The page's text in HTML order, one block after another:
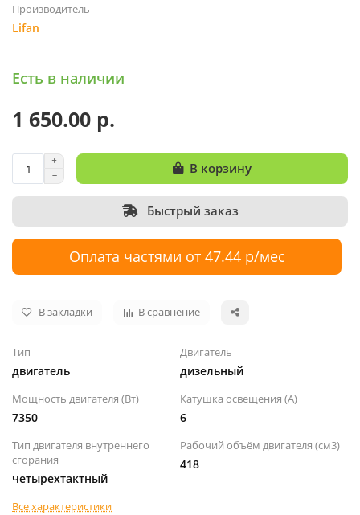
Производитель
Lifan
Есть в наличии
1 650.00 р.
В корзину
Быстрый заказ
Оплата частями от 47.44 р/мес
В закладки В сравнение
Тип
двигатель
Двигатель
дизельный
Мощность двигателя (Вт)
7350
Катушка освещения (А)
6
Тип двигателя внутреннего
сгорания
четырехтактный
Рабочий объём двигателя (см3)
418
Все характеристики